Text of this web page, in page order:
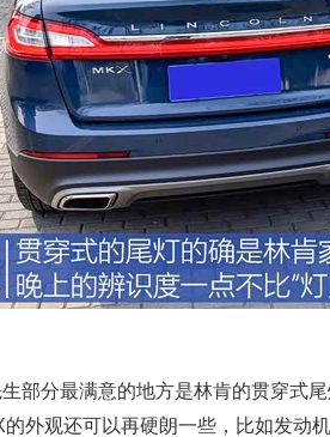
分最满意的地方是林肯的贯穿式尾
外观还可以再硬朗一些，比如发动